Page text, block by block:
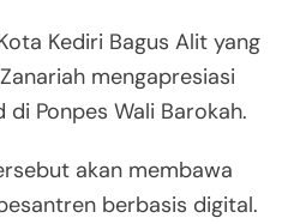
Kediri Bagus Alit yang
mengapresiasi
Ponpes Wali Barokah.
akan membawa
berbasis digital.